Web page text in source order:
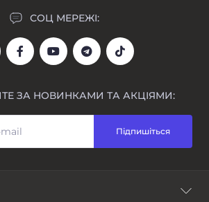
СОЦ МЕРЕЖІ:
ЗА НОВИНКАМИ ТА АКЦІЯМИ:
Підпишіться